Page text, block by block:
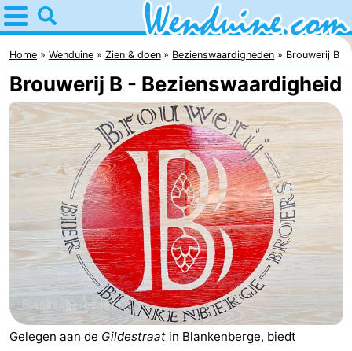
Home
Wenduine
Tips
Voor
Overnachten
Appartementen
-
Residentie
Green
Garden
-
Seaside
Blankenberge
Bed
(&
Campings
Home Wenduine Zien & doen Bezienswaardigheden Brouwerij B
Brouwerij B - Bezienswaardigheid
Gelegen aan de Gildestraat in Blankenberge, biedt